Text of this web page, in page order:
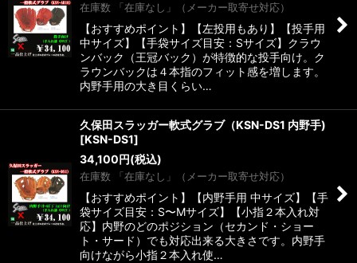
在庫数 「在庫なし」（メーカー取寄せ対応）
【おすすめポイント】【左投用もあり】【投手用
中サイズ】【手袋サイズ目安：Sサイズ】クラウ
ンバック（王冠バック）が特徴的な投手向け。ク
ラウンバックは４本指のフィット感を増します。
内野手用の大き目くらい…
久保田スラッガー軟式グラブ（KSN-DS1 内野手)
[KSN-DS1]
34,100円(税込)
在庫数 「在庫なし」（メーカー取寄せ対応）
【おすすめポイント】【内野手用 中サイズ】【手
袋サイズ目安：S〜Mサイズ】【小指２本入れ対
応】内野のどのポジション（セカンド・ショー
ト・サード）でも対応出来る大きさです。内野手
向けながら小指２本入れ使…